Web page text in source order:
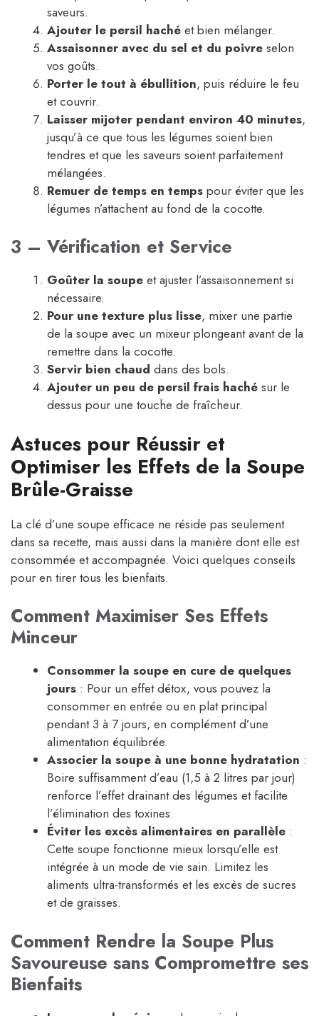
saveurs.
Ajouter le persil haché et bien mélanger.
Assaisonner avec du sel et du poivre selon
vos goûts.
Porter le tout à ébullition, puis réduire le feu
et couvrir.
Laisser mijoter pendant environ 40 minutes,
jusqu’à ce que tous les légumes soient bien
tendres et que les saveurs soient parfaitement
mélangées.
Remuer de temps en temps pour éviter que les
légumes n’attachent au fond de la cocotte.
3 – Vérification et Service
Goûter la soupe et ajuster l’assaisonnement si
nécessaire.
Pour une texture plus lisse, mixer une partie
de la soupe avec un mixeur plongeant avant de la
remettre dans la cocotte.
Servir bien chaud dans des bols.
Ajouter un peu de persil frais haché sur le
dessus pour une touche de fraîcheur.
Astuces pour Réussir et
Optimiser les Effets de la Soupe
Brûle-Graisse
La clé d’une soupe efficace ne réside pas seulement
dans sa recette, mais aussi dans la manière dont elle est
consommée et accompagnée. Voici quelques conseils
pour en tirer tous les bienfaits.
Comment Maximiser Ses Effets
Minceur
Consommer la soupe en cure de quelques
jours : Pour un effet détox, vous pouvez la
consommer en entrée ou en plat principal
pendant 3 à 7 jours, en complément d’une
alimentation équilibrée.
Associer la soupe à une bonne hydratation :
Boire suffisamment d’eau (1,5 à 2 litres par jour)
renforce l’effet drainant des légumes et facilite
l’élimination des toxines.
Éviter les excès alimentaires en parallèle :
Cette soupe fonctionne mieux lorsqu’elle est
intégrée à un mode de vie sain. Limitez les
aliments ultra-transformés et les excès de sucres
et de graisses.
Comment Rendre la Soupe Plus
Savoureuse sans Compromettre ses
Bienfaits